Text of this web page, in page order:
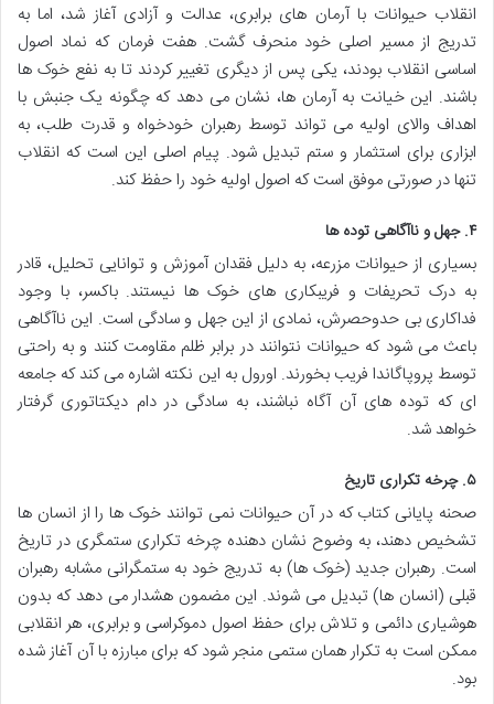
انقلاب حیوانات با آرمان های برابری، عدالت و آزادی آغاز شد، اما به
تدریج از مسیر اصلی خود منحرف گشت. هفت فرمان که نماد اصول
اساسی انقلاب بودند، یکی پس از دیگری تغییر کردند تا به نفع خوک ها
باشند. این خیانت به آرمان ها، نشان می دهد که چگونه یک جنبش با
اهداف والای اولیه می تواند توسط رهبران خودخواه و قدرت طلب، به
ابزاری برای استثمار و ستم تبدیل شود. پیام اصلی این است که انقلاب
تنها در صورتی موفق است که اصول اولیه خود را حفظ کند.
۴. جهل و ناآگاهی توده ها
بسیاری از حیوانات مزرعه، به دلیل فقدان آموزش و توانایی تحلیل، قادر
به درک تحریفات و فریبکاری های خوک ها نیستند. باکسر، با وجود
فداکاری بی حدوحصرش، نمادی از این جهل و سادگی است. این ناآگاهی
باعث می شود که حیوانات نتوانند در برابر ظلم مقاومت کنند و به راحتی
توسط پروپاگاندا فریب بخورند. اورول به این نکته اشاره می کند که جامعه
ای که توده های آن آگاه نباشند، به سادگی در دام دیکتاتوری گرفتار
خواهد شد.
۵. چرخه تکراری تاریخ
صحنه پایانی کتاب که در آن حیوانات نمی توانند خوک ها را از انسان ها
تشخیص دهند، به وضوح نشان دهنده چرخه تکراری ستمگری در تاریخ
است. رهبران جدید (خوک ها) به تدریج خود به ستمگرانی مشابه رهبران
قبلی (انسان ها) تبدیل می شوند. این مضمون هشدار می دهد که بدون
هوشیاری دائمی و تلاش برای حفظ اصول دموکراسی و برابری، هر انقلابی
ممکن است به تکرار همان ستمی منجر شود که برای مبارزه با آن آغاز شده
بود.